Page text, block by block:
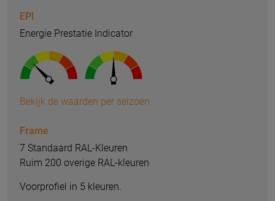
EPI
Energie Prestatie Indicator
Bekijk de waarden per seizoen
Frame
7 Standaard RAL-Kleuren
Ruim 200 overige RAL-kleuren
Voorprofiel in 5 kleuren.